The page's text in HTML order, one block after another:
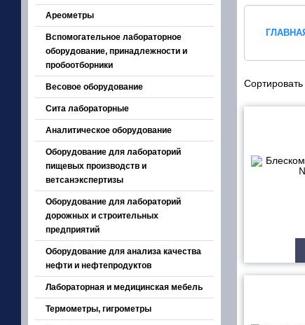
Ареометры
Вспомогательное лабораторное
оборудование, принадлежности и
пробоотборники
Весовое оборудование
Сита лабораторные
Аналитическое оборудование
Оборудование для лабораторий
пищевых производств и
ветсанэкспертизы
Оборудование для лабораторий
дорожных и строительных
предприятий
Оборудование для анализа качества
нефти и нефтепродуктов
Лабораторная и медицинская мебель
Термометры, гигрометры